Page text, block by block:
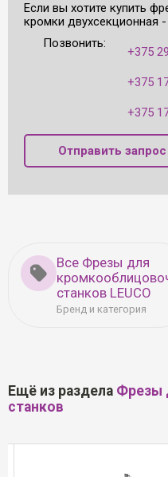
Если вы хотите купить
кромки двухсекционная
Позвонить:
+375
+375
+375
Отправить
Все Фрезы для
станков LEUCO
Бренд и категория
Ещё из раздела Фрезы
станков